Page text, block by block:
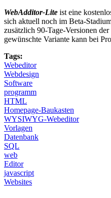
WebAdditor-Lite ist eine
sich aktuell noch im Beta-
zusätzlich 90-Tage-Versionen
gewünschte Variante kann bei
Tags:
Webeditor
Webdesign
Software
programm
HTML
Homepage-Baukasten
WYSIWYG-Webeditor
Vorlagen
Datenbank
SQL
web
Editor
javascript
Websites